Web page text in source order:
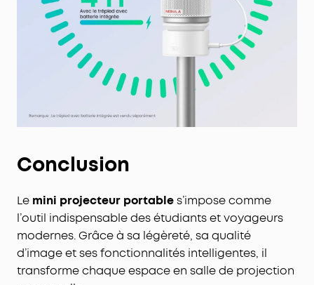
Conclusion
Le mini projecteur portables’impose comme
l’outil indispensable des étudiants et voyageurs
modernes. Grâce à sa légèreté, sa qualité
d’image et ses fonctionnalités intelligentes, il
transforme chaque espace en salle de projection